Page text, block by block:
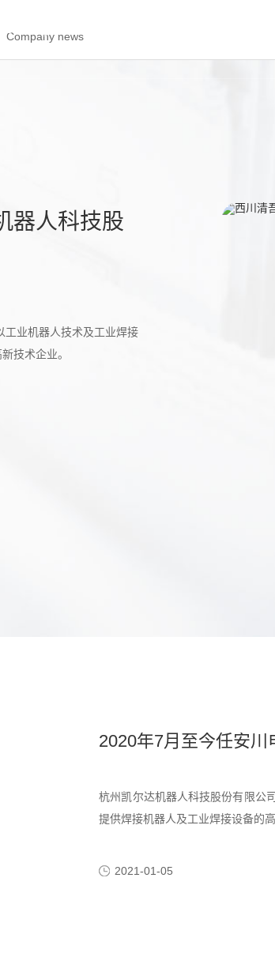
you with first-hand information.
Company news
器人科技股
工业机器人技术及工业焊接
技术企业。
2020年7月至今任安
杭州凯尔达机器人科技股份有限公
提供焊接机器人及工业焊接设备的高
2021-01-05